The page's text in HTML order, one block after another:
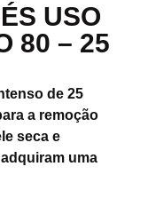
USO
80 – 25
de 25
a remoção
seca e
uma